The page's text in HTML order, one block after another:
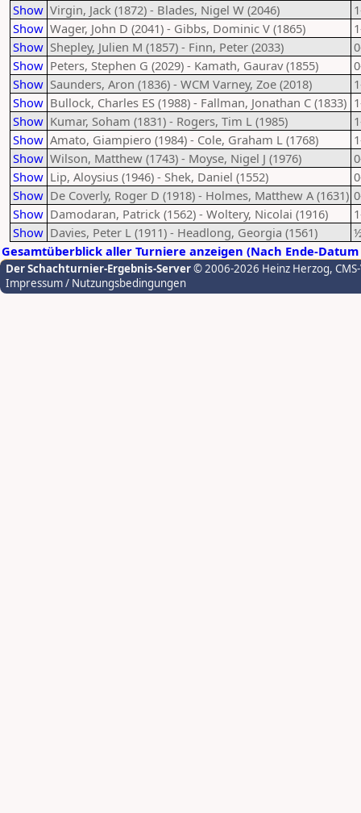
Show Virgin, Jack (1872) - Blades, Nigel W (2046)
Show Wager, John D (2041) - Gibbs, Dominic V (1865)
Show Shepley, Julien M (1857) - Finn, Peter (2033)
Show Peters, Stephen G (2029) - Kamath, Gaurav (1855)
Show Saunders, Aron (1836) - WCM Varney, Zoe (2018)
Show Bullock, Charles ES (1988) - Fallman, Jonathan C (1833)
Show Kumar, Soham (1831) - Rogers, Tim L (1985)
Show Amato, Giampiero (1984) - Cole, Graham L (1768)
Show Wilson, Matthew (1743) - Moyse, Nigel J (1976)
Show Lip, Aloysius (1946) - Shek, Daniel (1552)
Show De Coverly, Roger D (1918) - Holmes, Matthew A (1631)
Show Damodaran, Patrick (1562) - Woltery, Nicolai (1916)
Show Davies, Peter L (1911) - Headlong, Georgia (1561)
Gesamtüberblick aller Turniere anzeigen (Nach Ende-
Der Schachturnier-Ergebnis-Server© 2006-2026 Heinz Herzog,
Impressum / Nutzungsbedingungen